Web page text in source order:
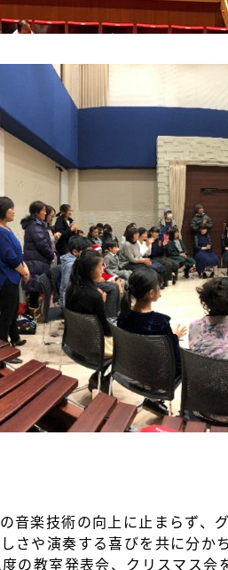
音楽技術の向上に止まらず、
さや演奏する喜びを共に分か
の教室発表会、クリスマス会